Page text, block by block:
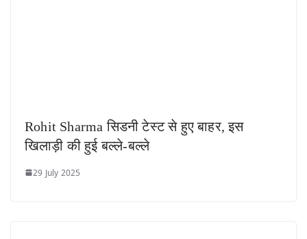
Rohit Sharma सिडनी टेस्ट से हुए बाहर, इस
खिलाड़ी की हुई बल्ले-बल्ले
29 July 2025